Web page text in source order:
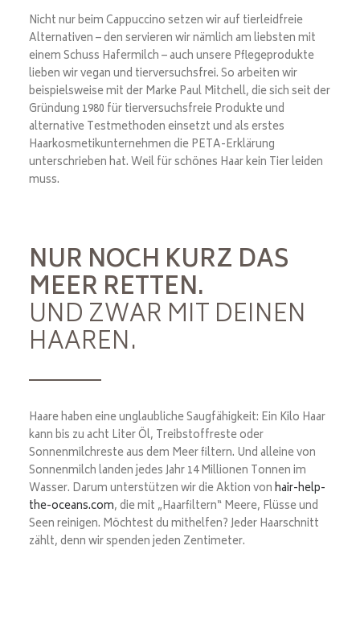
Nicht nur beim Cappuccino setzen wir auf tierleidfreie
Alternativen – den servieren wir nämlich am liebsten mit
einem Schuss Hafermilch – auch unsere Pflegeprodukte
lieben wir vegan und tierversuchsfrei. So arbeiten wir
beispielsweise mit der Marke Paul Mitchell, die sich seit der
Gründung 1980 für tierversuchsfreie Produkte und
alternative Testmethoden einsetzt und als erstes
Haarkosmetikunternehmen die PETA-Erklärung
unterschrieben hat. Weil für schönes Haar kein Tier leiden
muss.
NUR NOCH KURZ DAS
MEER RETTEN.
UND ZWAR MIT DEINEN
HAAREN.
Haare haben eine unglaubliche Saugfähigkeit: Ein Kilo Haar
kann bis zu acht Liter Öl, Treibstoffreste oder
Sonnenmilchreste aus dem Meer filtern. Und alleine von
Sonnenmilch landen jedes Jahr 14 Millionen Tonnen im
Wasser. Darum unterstützen wir die Aktion vonhair-help-
the-oceans.com, die mit „Haarfiltern“ Meere, Flüsse und
Seen reinigen. Möchtest du mithelfen? Jeder Haarschnitt
zählt, denn wir spenden jeden Zentimeter.